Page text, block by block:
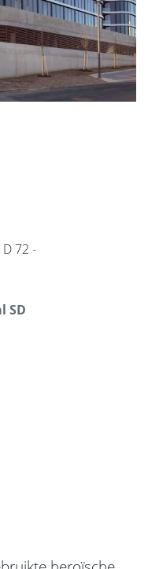
72 -
SD